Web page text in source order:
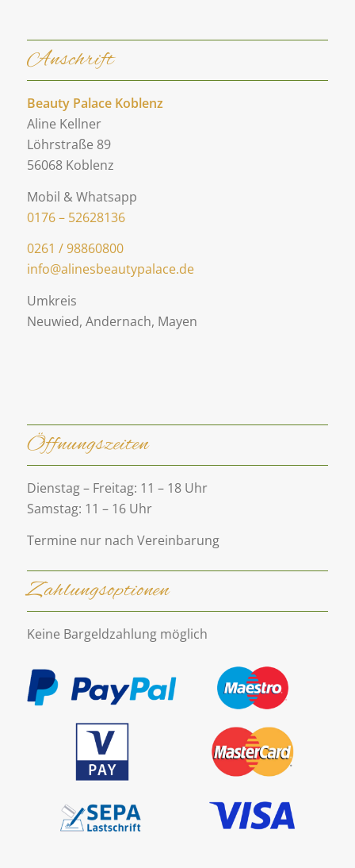
Anschrift
Beauty Palace Koblenz
Aline Kellner
Löhrstraße 89
56068 Koblenz
Mobil & Whatsapp
0176 – 52628136
0261 / 98860800
info@alinesbeautypalace.de
Umkreis
Neuwied, Andernach, Mayen
Öffnungszeiten
Dienstag – Freitag: 11 – 18 Uhr
Samstag: 11 – 16 Uhr
Termine nur nach Vereinbarung
Zahlungsoptionen
Keine Bargeldzahlung möglich